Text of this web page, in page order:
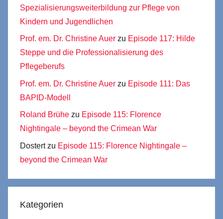
Spezialisierungsweiterbildung zur Pflege von
Kindern und Jugendlichen
Prof. em. Dr. Christine Auer zu Episode 117: Hilde
Steppe und die Professionalisierung des
Pflegeberufs
Prof. em. Dr. Christine Auer zu Episode 111: Das
BAPID-Modell
Roland Brühe zu Episode 115: Florence
Nightingale – beyond the Crimean War
Dostertzu Episode 115: Florence Nightingale –
beyond the Crimean War
Kategorien